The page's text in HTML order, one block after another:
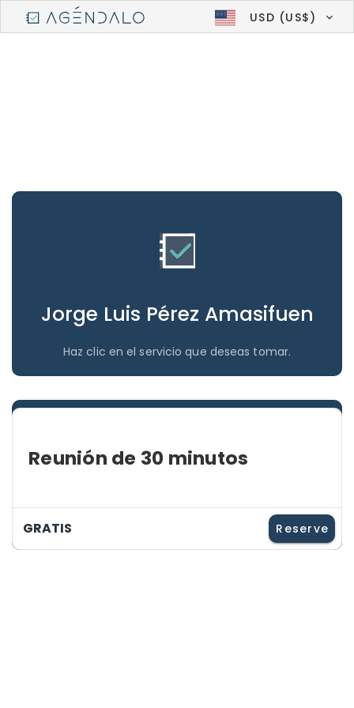
USD (US$)
Jorge Luis Pérez Amasifuen
Haz clic en el servicio que deseas tomar.
Reunión de 30 minutos
GRATIS Reserve